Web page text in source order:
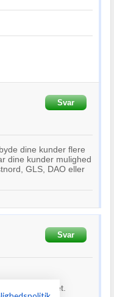
Svar
dine kunder flere
dine kunder mulighed
GLS, DAO eller
Svar
sådan noget.